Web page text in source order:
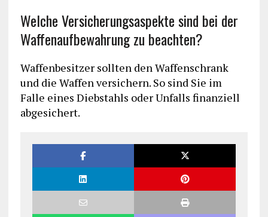
Welche Versicherungsaspekte sind bei der
Waffenaufbewahrung zu beachten?
Waffenbesitzer sollten den Waffenschrank
und die Waffen versichern. So sind Sie im
Falle eines Diebstahls oder Unfalls finanziell
abgesichert.